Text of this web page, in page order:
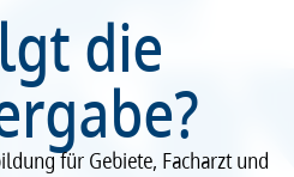
die
für Gebiete, Fach­a­rzt und